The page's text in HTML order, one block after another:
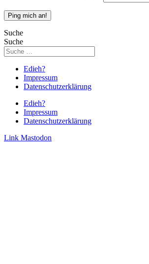
Suche
Suche
Edieh?
Impressum
Datenschutzerklärung
Edieh?
Impressum
Datenschutzerklärung
Link Mastodon